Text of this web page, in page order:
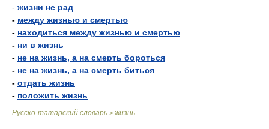
- жизни не рад
- между жизнью и смертью
- находиться между жизнью и смертью
- ни в жизнь
- не на жизнь, а на смерть бороться
- не на жизнь, а на смерть биться
- отдать жизнь
- положить жизнь
Русско-татарский словарь > жизнь